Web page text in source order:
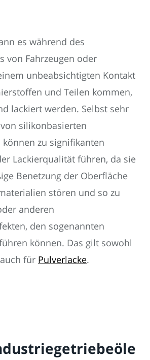
es während des
von Fahrzeugen oder
unbeabsichtigten Kontakt
und Teilen kommen,
lackiert werden. Selbst sehr
silikonbasierten
zu signifikanten
Lackierqualität führen, da sie
Benetzung der Oberfläche
stören und so zu
anderen
den sogenannten
können. Das gilt sowohl
für Pulverlacke.